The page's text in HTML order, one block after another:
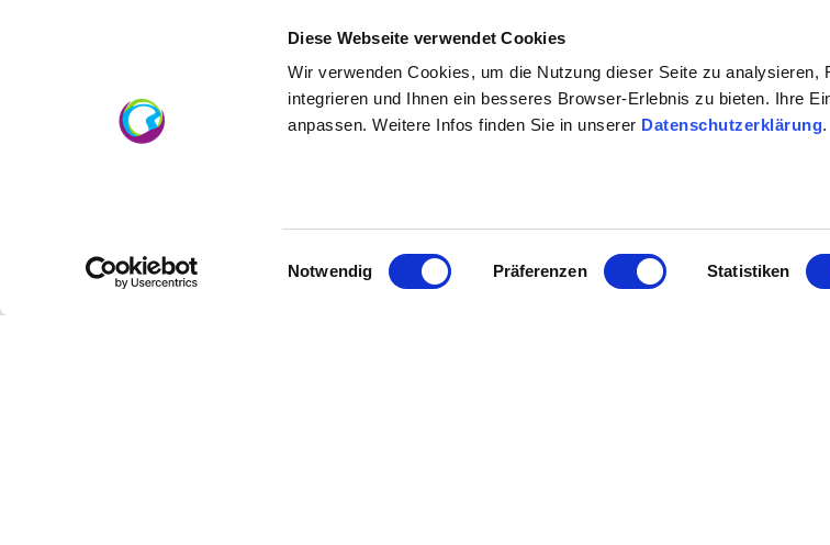
Diese Webseite verwendet Cookies
Wir verwenden Cookies, um die Nutzung dieser Seite zu analysieren,
integrieren und Ihnen ein besseres Browser-Erlebnis zu bieten. Ihre
anpassen. Weitere Infos finden Sie in unserer Datenschutzerklärung.
Einwilligungsauswahl
Notwendig Präferenzen Statistiken
verkosten und euch auf der Suche nach dem richtigen Tropfen fachkundig beraten
Neben unseren eigenen Weinen findet Ihr auch ergänzende Kleinigkeiten für das
Olivenöl, Balsamessig, Bienenstoff oder Gewürzsalze.